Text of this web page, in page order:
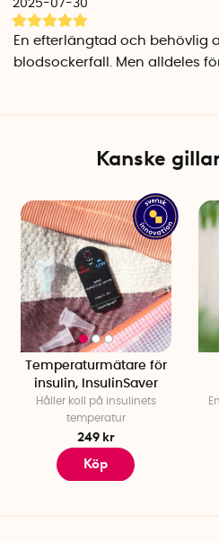
Svenska innovatörer: Markus,
2025-07-30
En efterlängtad och behövlig
blodsockerfall. Men alldeles
Kanske
Temperaturmätare för
insulin, InsulinSaver
Håller koll på insulinets
temperatur
249 kr
Köp